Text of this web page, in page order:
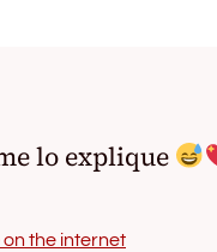
lo explique
the internet